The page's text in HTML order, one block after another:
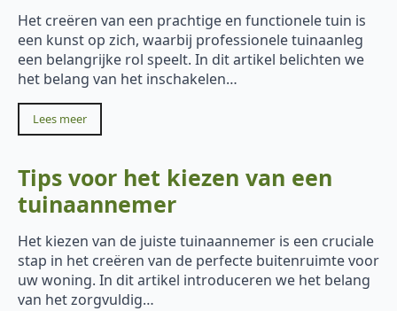
Het creëren van een prachtige en functionele tuin is
een kunst op zich, waarbij professionele tuinaanleg
een belangrijke rol speelt. In dit artikel belichten we
het belang van het inschakelen…
Lees meer
Tips voor het kiezen van een
tuinaannemer
Het kiezen van de juiste tuinaannemer is een cruciale
stap in het creëren van de perfecte buitenruimte voor
uw woning. In dit artikel introduceren we het belang
van het zorgvuldig…